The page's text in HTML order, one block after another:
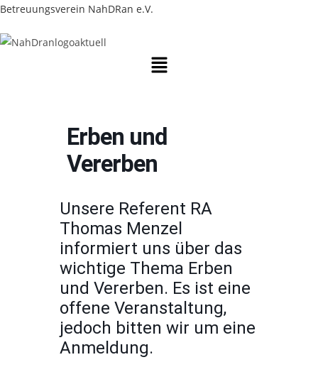
Zum
springen
Betreuungsverein NahDRan e.V.
Menü
Erben und
Vererben
Unsere Referent RA
Thomas Menzel
informiert uns über das
wichtige Thema Erben
und Vererben. Es ist eine
offene Veranstaltung,
jedoch bitten wir um eine
Anmeldung.